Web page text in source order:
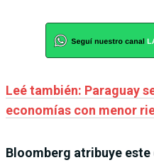
Leé también: Paraguay
economías con menor
Bloomberg atribuye